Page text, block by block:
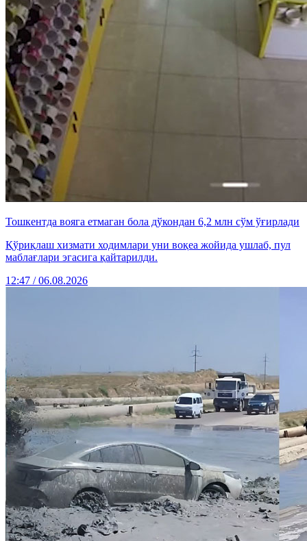
Тошкентда вояга етмаган бола дўкондан 6,2 млн сўм ўғирлади
Қўриқлаш хизмати ходимлари уни воқеа жойида ушлаб, пул
маблағлари эгасига қайтарилди.
12:47 / 06.08.2026